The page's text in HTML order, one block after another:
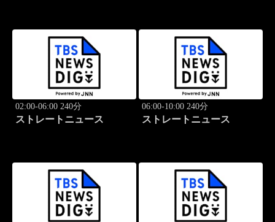
02:00-06:00 240分
ストレートニュース
06:00-10:00 240分
ストレートニュース